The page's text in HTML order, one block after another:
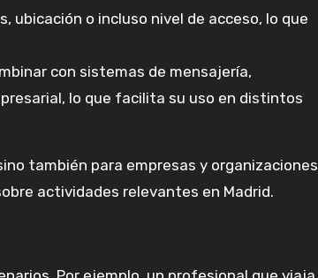
ubicación o incluso nivel de acceso, lo que
con sistemas de mensajería,
lo que facilita su uso en distintos
también para empresas y organizaciones
actividades relevantes en Madrid.